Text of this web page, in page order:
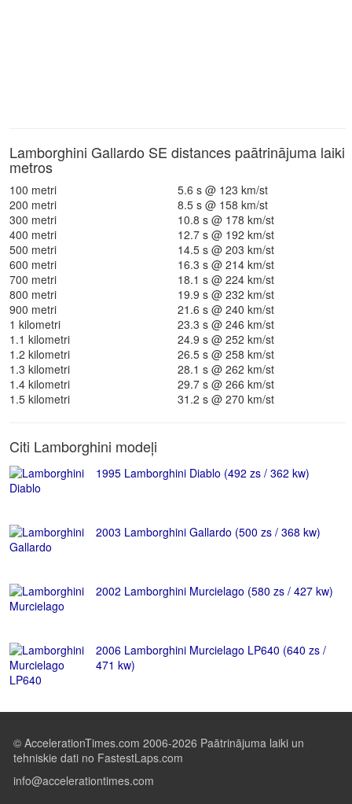
Lamborghini Gallardo SE distances paātrinājuma laiki
metros
100 metri
5.6 s @ 123 km/st
200 metri
8.5 s @ 158 km/st
300 metri
10.8 s @ 178 km/st
400 metri
12.7 s @ 192 km/st
500 metri
14.5 s @ 203 km/st
600 metri
16.3 s @ 214 km/st
700 metri
18.1 s @ 224 km/st
800 metri
19.9 s @ 232 km/st
900 metri
21.6 s @ 240 km/st
1 kilometri
23.3 s @ 246 km/st
1.1 kilometri
24.9 s @ 252 km/st
1.2 kilometri
26.5 s @ 258 km/st
1.3 kilometri
28.1 s @ 262 km/st
1.4 kilometri
29.7 s @ 266 km/st
1.5 kilometri
31.2 s @ 270 km/st
Citi Lamborghini modeļi
1995 Lamborghini Diablo (492 zs / 362 kw)
2003 Lamborghini Gallardo (500 zs / 368 kw)
2002 Lamborghini Murcielago (580 zs / 427 kw)
2006 Lamborghini Murcielago LP640 (640 zs /
471 kw)
© AccelerationTimes.com 2006-2026 Paātrinājuma laiki un
tehniskie dati no FastestLaps.com
info@accelerationtimes.com